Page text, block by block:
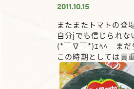
2011.10.15
またまたトマトの登
自分jでも信じられな
(*￣∇￣*)ｴﾍﾍ まだ
この時期としては貴